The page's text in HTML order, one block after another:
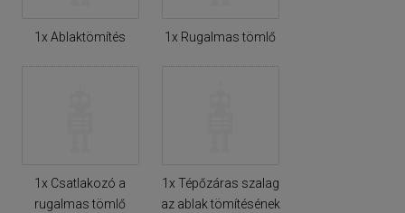
1x Ablaktömítés 1x Rugalmas tömlő
1x Csatlakozó a
rugalmas tömlő
1x Tépőzáras szalag
az ablak tömítésének